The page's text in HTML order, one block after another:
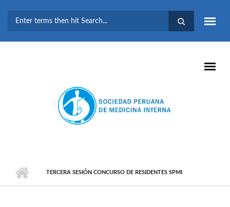
BÚSQUEDA
TERCERA SESIÓN CONCURSO DE RESIDENTES SPMI